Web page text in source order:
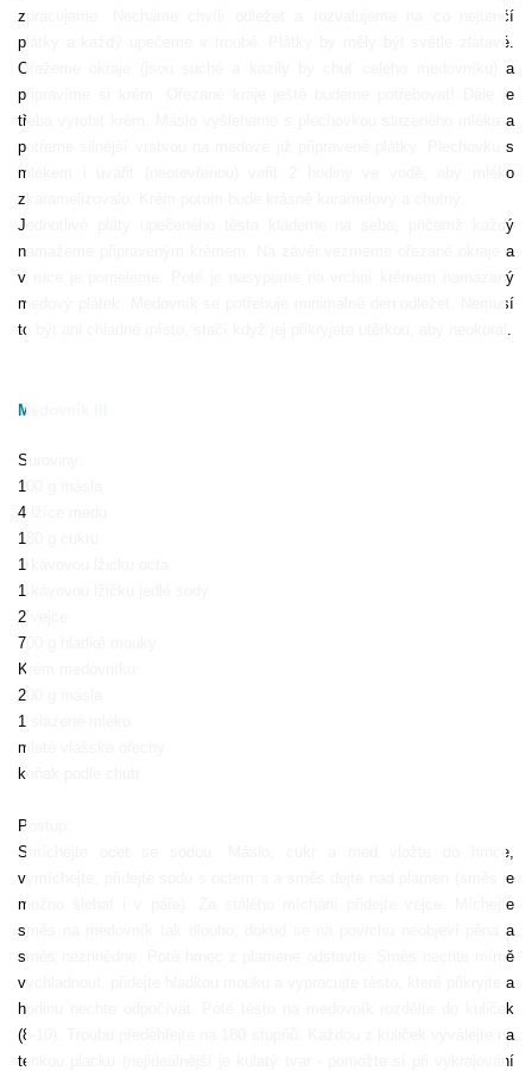
zpracujeme. Necháme chvíli odležet a rozvalujeme na co nejtenčí
plátky a každý upečeme v troubě. Plátky by měly být světle zlatavé.
Ořežeme okraje (jsou suché a kazily by chuť celého medovníku) a
připravíme si krém. Ořezané kraje ještě budeme potřebovat! Dále je
třeba vyrobit krém. Máslo vyšleháme s plechovkou slazeného mléka a
potřeme silnější vrstvou na medové již připravené plátky. Plechovku s
mlékem i uvařit (neotevřenou) vařit 2 hodiny ve vodě, aby mléko
zkaramelizovalo. Krém potom bude krásně karamelový a chutný.
Jednotlivé pláty upečeného těsta klademe na sebe, přičemž každý
namažeme připraveným krémem. Na závěr vezmeme ořezané okraje a
v ruce je pomeleme. Poté je nasypeme na vrchní krémem namazaný
medový plátek. Medovník se potřebuje minimálně den odležet. Nemusí
to být ani chladné místo, stačí když jej přikryjete utěrkou, aby neokoral.
Medovník III
Suroviny:
100 g másla
4 lžíce medu
180 g cukru
1 kávovou lžicku octa
1 kávovou lžičku jedlé sody
2 vejce
700 g hladké mouky
Krém medovníku:
200 g másla
1 slazené mléko
mleté vlašské ořechy
koňak podle chuti
Postup:
Smíchejte ocet se sodou. Máslo, cukr a med vložte do hrnce,
vymíchejte, přidejte sodu s octem a a směs dejte nad plamen (směs je
možno šlehat i v páře). Za stálého míchání přidejte vejce. Míchejte
směs na medovník tak dlouho, dokud se na povrchu neobjeví pěna a
směs nezhnědne. Poté hrnec z plamene odstavte. Směs nechte mírně
vychladnout, přidejte hladkou mouku a vypracujte těsto, které přikryjte a
hodinu nechte odpočívat. Poté těsto na medovník rozdělte do kuliček
(8-10). Troubu předehřejte na 180 stupňů. Každou z kuliček vyválejte na
tenkou placku (nejideálnější je kulatý tvar - pomožte si při vykrajování